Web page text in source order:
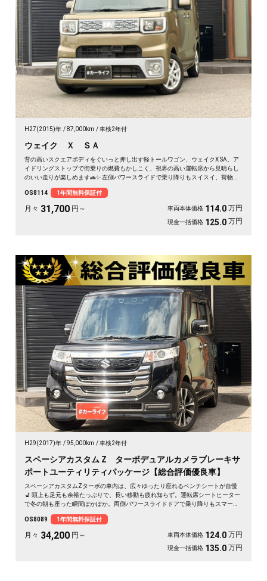
H27(2015)年 87,000km 車検2年付
ウェイク Ｘ ＳＡ
背の高いスクエアボディをぐいっと押し出す軽トールワゴン、ウェイクX SA。ア
イドリングストップで街乗りの燃費もかしこく、視界の高い運転席から見晴らし
のいい走りが楽しめます🚗✨ 左側パワースライドで乗り降りもスイスイ、荷物の
にも通勤の足にもぴったりの一台です。天井の高い車内で、休日のギア積みも余
裕ですよ💫👍《1年保証付》
OS8114 1年間無料保証付
月々 31,700 円～ 車両本体価格 114.0 万円
現金一括価格 125.0 万円
H29(2017)年 95,000km 車検2年付
スペーシアカスタム Z ターボデュアルカメラブレーキサ
ポートユーティリティパッケージ【総合評価優良車】
スペーシアカスタムZターボの車内は、広々ゆったり座れるベンチシートが自慢
💺 頭上も足元も余裕たっぷりで、長い移動も疲れ知らず。運転席シートヒーター
で冬の朝も座った瞬間ぽかぽか。両側パワースライドドアで乗り降りもスマー
の遠出に、心地よい空間が待っています🎵 快適な毎日をこの一台から。《1年保
証付》で安心のカーライフを👍✨
OS8089 1年間無料保証付
月々 34,200 円～ 車両本体価格 124.0 万円
現金一括価格 135.0 万円